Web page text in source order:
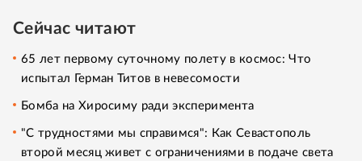
Сейчас читают
65 лет первому суточному полету в космос: Что
испытал Герман Титов в невесомости
Бомба на Хиросиму ради эксперимента
"С трудностями мы справимся": Как Севастополь
второй месяц живет с ограничениями в подаче света